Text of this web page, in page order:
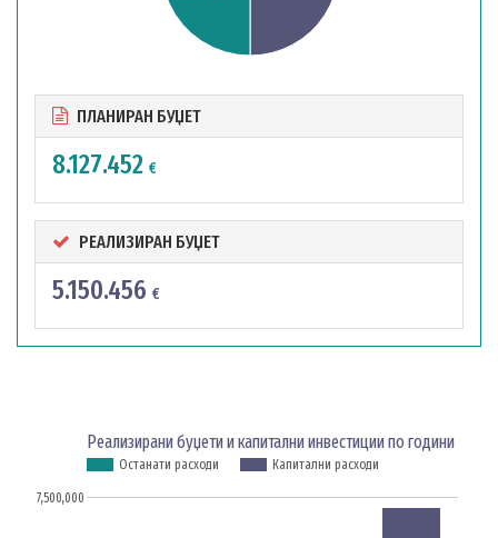
ПЛАНИРАН БУЏЕТ
8.127.452 €
РЕАЛИЗИРАН БУЏЕТ
5.150.456 €
Реализирани буџети и капитални инвестиции по години
Останати расходи Капитални расходи
7,500,000